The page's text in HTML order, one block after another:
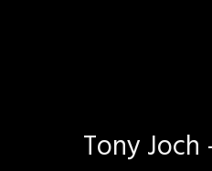
Tony Joch